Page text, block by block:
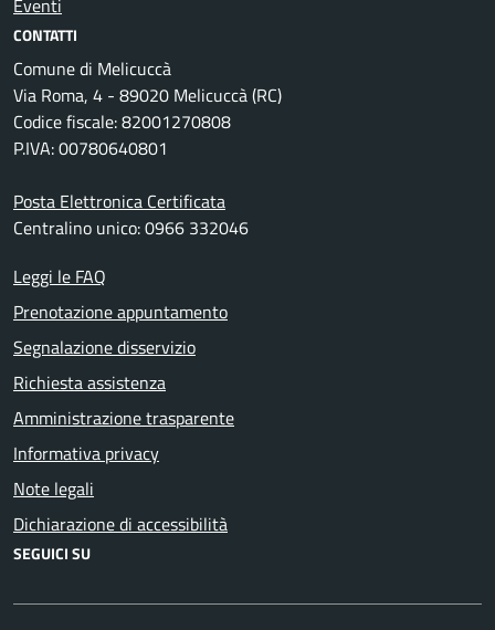
Eventi
CONTATTI
Comune di Melicuccà
Via Roma, 4 - 89020 Melicuccà (RC)
Codice fiscale: 82001270808
P.IVA: 00780640801
Posta Elettronica Certificata
Centralino unico: 0966 332046
Leggi le FAQ
Prenotazione appuntamento
Segnalazione disservizio
Richiesta assistenza
Amministrazione trasparente
Informativa privacy
Note legali
Dichiarazione di accessibilità
SEGUICI SU